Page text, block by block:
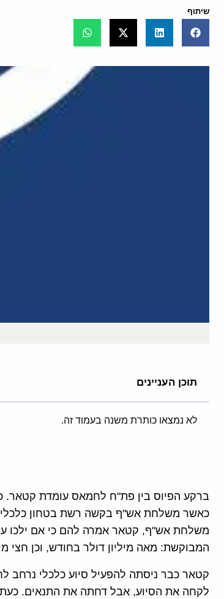
שיתוף
תוכן העניינים
לא נמצאו כותרת משנה בעמוד זה.
ברקע הפיוס בין פת"ח לחמאס עומדת קטאר.
כאשר משלחת אש"ף בקשה רשת בטחון
משלחת אש"ף, קטאר אמרה להם כי אם ילכו
המבוקשת: מאה מיליון דולר בחודש, וכן חצי
קטאר כבר ניסתה להפעיל סיוע כלכלי נרחב
לקחה את הסיוע, אבל דחתה את התנאים.